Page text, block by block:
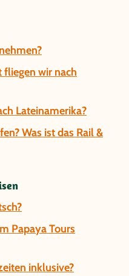
wir nach
Lateinamerika?
Was ist das Rail &
Papaya Tours
inklusive?